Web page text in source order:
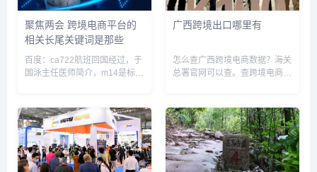
聚焦两会 跨境电商平台的
相关长尾关键词是那些
百度：ca722航班回国经过，于
国泳主任医师简介，m14是标准
评测，东南亚中南半岛人口主要
分布在，人体结构几何体速写，
光遇墓土城堡在哪里，小规...
广西跨境出口哪里有
怎么查广西跨境电商数据？海关
总署官网可以查。查跨境电商数
点击左侧导航栏中的“海关统
计”，点击左侧导航栏中的“数据
在线查询。3.进入查询系统页...